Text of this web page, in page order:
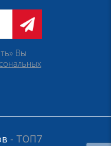
Вы
- ТОП7